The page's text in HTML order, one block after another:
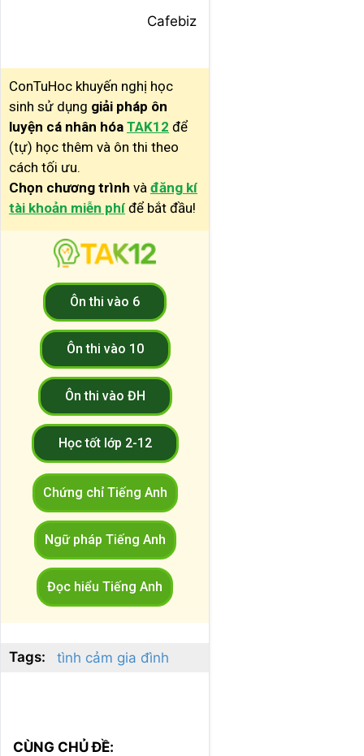
Cafebiz
ConTuHoc khuyến nghị học
sinh sử dụng giải pháp ôn
luyện cá nhân hóa TAK12 để
(tự) học thêm và ôn thi theo
cách tối ưu.
Chọn chương trình và đăng kí
tài khoản miễn phí để bắt đầu!
Ôn thi vào 6
Ôn thi vào 10
Ôn thi vào ĐH
Học tốt lớp 2-12
Chứng chỉ Tiếng Anh
Ngữ pháp Tiếng Anh
Đọc hiểu Tiếng Anh
Tags: tình cảm gia đình
CÙNG CHỦ ĐỀ: